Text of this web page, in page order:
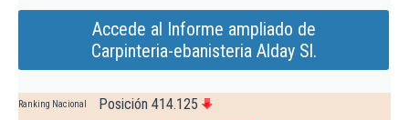
Accede al Informe ampliado de
Carpinteria-ebanisteria Alday Sl.
Ranking Nacional Posición 414.125